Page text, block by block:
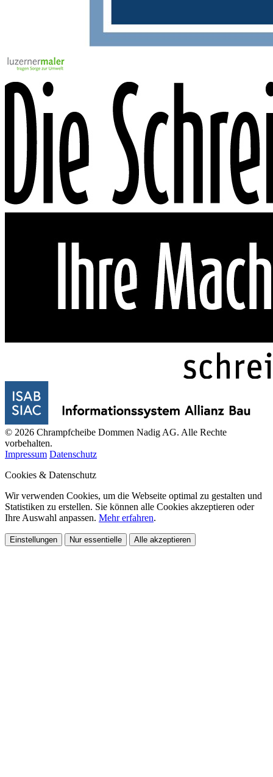
© 2026 Chrampfcheibe Dommen Nadig AG. Alle Rechte
vorbehalten.
Impressum Datenschutz
Cookies & Datenschutz
Wir verwenden Cookies, um die Webseite optimal zu gestalten und
Statistiken zu erstellen. Sie können alle Cookies akzeptieren oder
Ihre Auswahl anpassen. Mehr erfahren.
Einstellungen Nur essentielle Alle akzeptieren